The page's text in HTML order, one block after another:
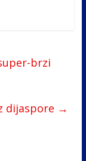
brzi
dijaspore →